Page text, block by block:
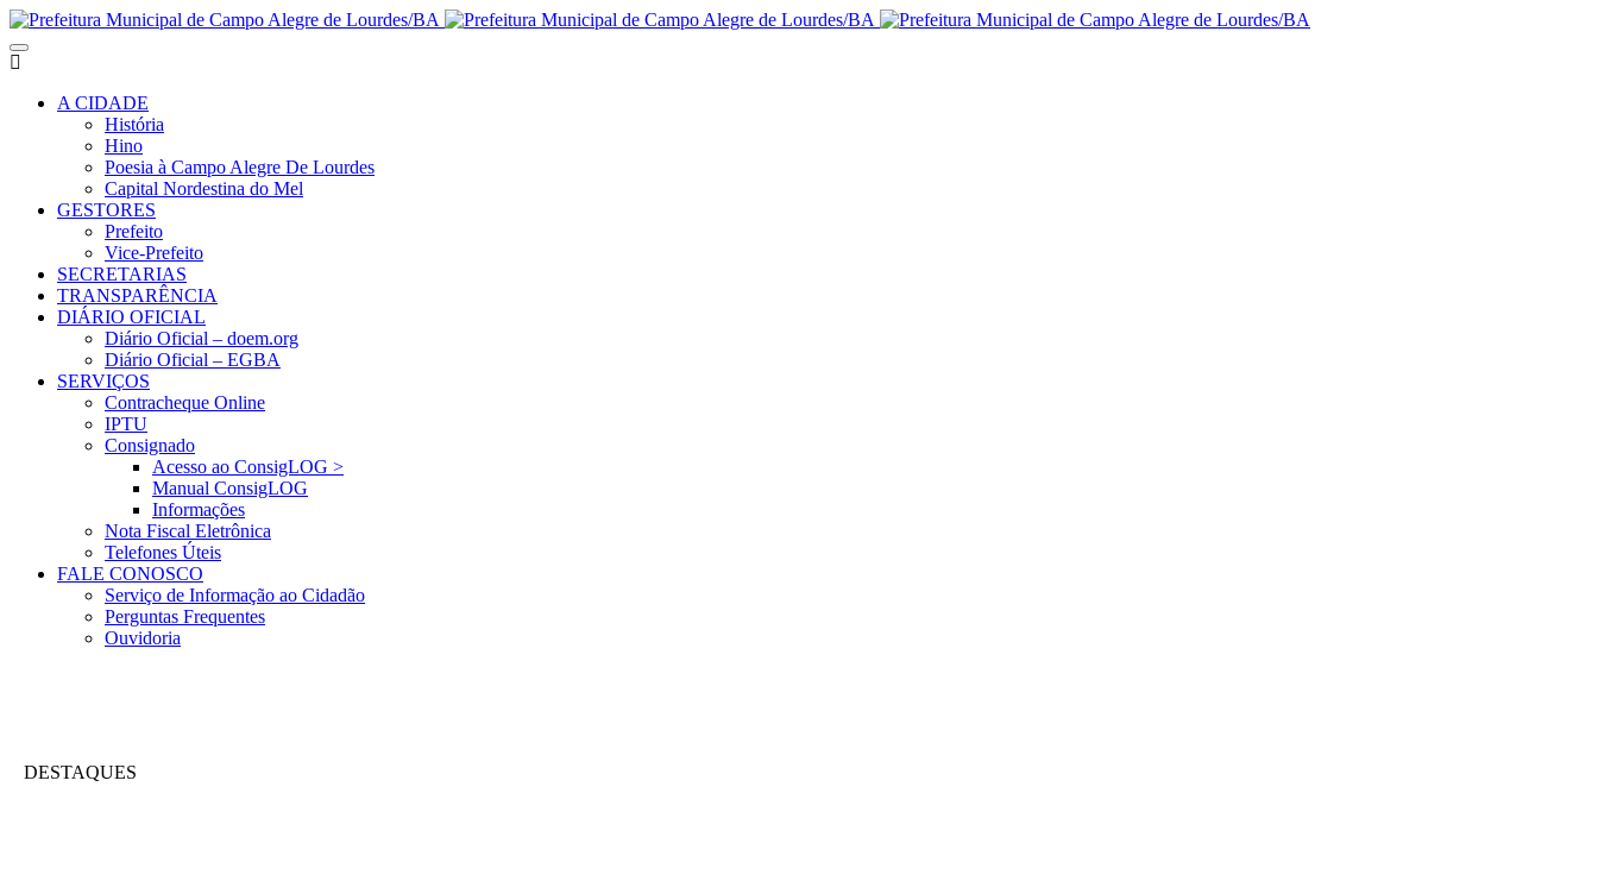
A CIDADE
História
Hino
Poesia à Campo Alegre De Lourdes
Capital Nordestina do Mel
GESTORES
Prefeito
Vice-Prefeito
SECRETARIAS
TRANSPARÊNCIA
DIÁRIO OFICIAL
Diário Oficial – doem.org
Diário Oficial – EGBA
SERVIÇOS
Contracheque Online
IPTU
Consignado
Acesso ao ConsigLOG >
Manual ConsigLOG
Informações
Nota Fiscal Eletrônica
Telefones Úteis
FALE CONOSCO
Serviço de Informação ao Cidadão
Perguntas Frequentes
Ouvidoria
DESTAQUES